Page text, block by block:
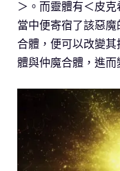
＞。而靈體有＜皮
當中便寄宿了該惡
合體，便可以改變
體與仲魔合體，進而